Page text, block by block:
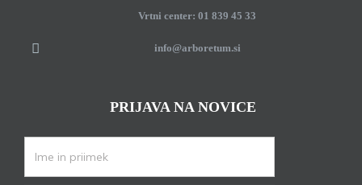
Vrtni center: 01 839 45 33
info@arboretum.si
PRIJAVA NA NOVICE